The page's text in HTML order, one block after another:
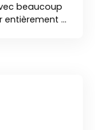
beaucoup
entièrement à
d'avoir
projet à